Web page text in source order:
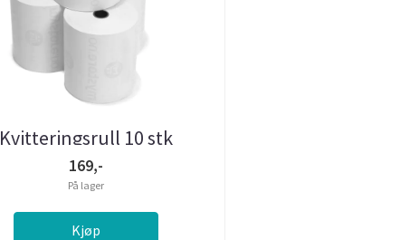
Kvitteringsrull 10 stk
169,-
På lager
Kjøp